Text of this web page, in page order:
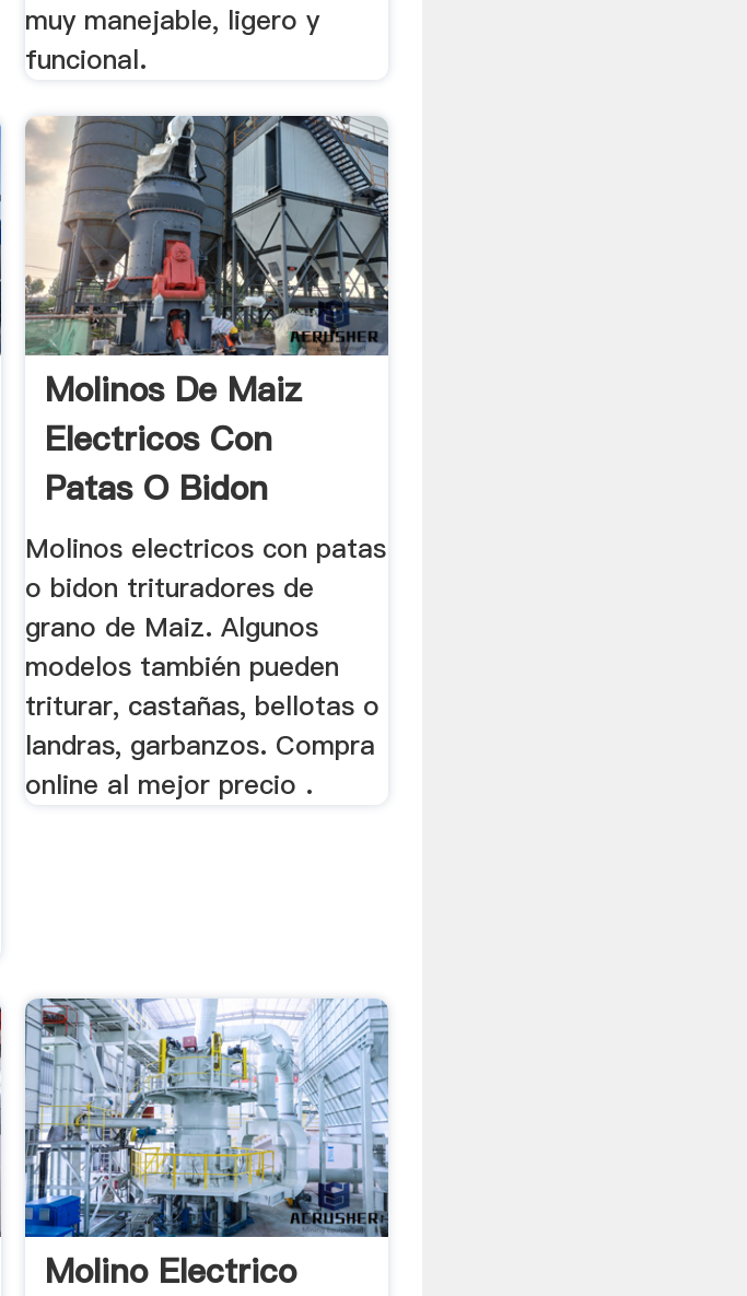
muy manejable, ligero y
funcional.
Molinos De Maiz
Electricos Con
Patas O Bidon
Soutelana ...
Molinos electricos con patas
o bidon trituradores de
grano de Maiz. Algunos
modelos también pueden
triturar, castañas, bellotas o
landras, garbanzos. Compra
online al mejor precio .
Molino Electrico